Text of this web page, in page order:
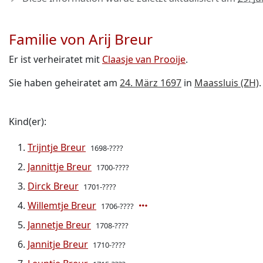
Familie von Arij Breur
Er ist verheiratet mit Claasje van Prooije.
Sie haben geheiratet am 24. März 1697 in Maassluis (ZH).
Kind(er):
Trijntje Breur 1698-????
Jannittje Breur 1700-????
Dirck Breur 1701-????
Willemtje Breur 1706-????
Jannetje Breur 1708-????
Jannitje Breur 1710-????